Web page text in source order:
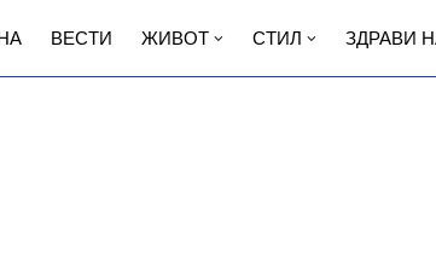
ВЕСТИ ЖИВОТ СТИЛ ЗДРАВИ